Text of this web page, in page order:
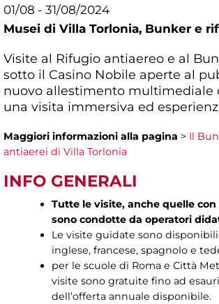
01/08 - 31/08/2024
Musei di Villa Torlonia, Bunker e
Visite al Rifugio antiaereo e al
sotto il Casino Nobile aperte al
nuovo allestimento multimediale
una visita immersiva ed
Maggiori informazioni alla pagina > Il
antiaerei di Villa Torlonia
INFO GENERALI
Tutte le visite, anche quelle
sono condotte da operatori
Le visite guidate sono
inglese, francese, spagnolo e
per le scuole di Roma e Città
visite sono gratuite fino ad
dell’offerta annuale disponibile.